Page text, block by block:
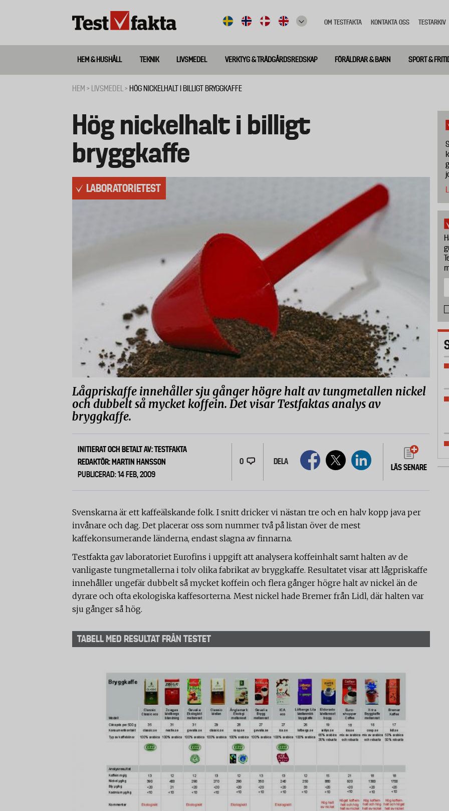
meny
OM TESTFAKTA KONTAKTA OSS TESTARKIV
Huvudmeny
ny
HEM & HUSHÅLL TEKNIK LIVSMEDEL VERKTYG & TRÄDGÅRDSREDSKAP FÖRÄLDRAR & BARN SPORT &
HEM LIVSMEDEL HÖG NICKELHALT I BILLIGT BRYGGKAFFE
Hög nickelhalt i billigt
bryggkaffe
LABORATORIETEST
Lågpriskaffe innehåller sju gånger högre halt av tungmetallen nickel
och dubbelt så mycket koffein. Det visar Testfaktas analys av
bryggkaffe.
INITIERAT OCH BETALT AV: TESTFAKTA
REDAKTÖR: MARTIN HANSSON
PUBLICERAD: 14 FEB, 2009
0 DELA
LÄS SENARE
Svenskarna är ett kaffeälskande folk. I snitt dricker vi nästan tre och en halv kopp java per
invånare och dag. Det placerar oss som nummer två på listan över de mest
kaffekonsumerande länderna, endast slagna av finnarna.
Testfakta gav laboratoriet Eurofins i uppgift att analysera koffeinhalt samt halten av de
vanligaste tungmetallerna i tolv olika fabrikat av bryggkaffe. Resultatet visar att lågpriskaffe
innehåller ungefär dubbelt så mycket koffein och flera gånger högre halt av nickel än de
dyrare och ofta ekologiska kaffesorterna. Mest nickel hade Bremer från Lidl, där halten var
sju gånger så hög.
TABELL MED RESULTAT FRÅN TESTET